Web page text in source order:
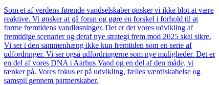
Som et af verdens førende vandselskaber ønsker vi ikke blot at være
reaktive. Vi ønsker at gå foran og gøre en forskel i forhold til at
forme fremtidens vandløsninger. Det er det vores udvikling af
fremtidige scenarier og deraf nye strategi frem mod 2025 skal sikre.
Vi ser i den sammenhæng ikke kun fremtiden som en serie af
udfordringer. Vi ser også udfordringerne som nye muligheder. Det er
en del af vores DNA i Aarhus Vand og en del af den måde, vi
tænker på. Vores fokus er på udvikling, fælles værdiskabelse og
samspil gennem partnerskaber.